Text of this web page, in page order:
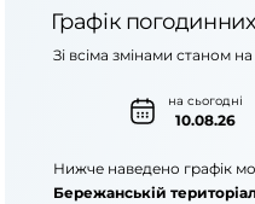
Графік
на сьогодні
10.08.26
Зі всіма змінами станом на
Нижче наведено графік
Бережанській